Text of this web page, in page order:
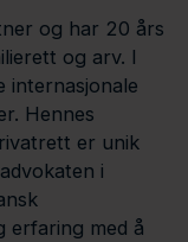
og har 20 års
og arv. I
internasjonale
Hennes
er unik
i
erfaring med å